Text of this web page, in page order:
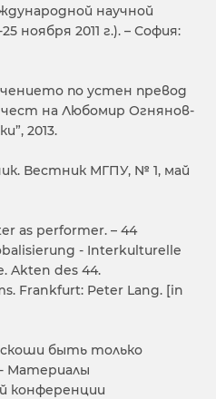
научной
ноября 2011 г.). – София:
по устен превод
чест на Любомир Огнянов-
2013.
Вестник МГПУ, № 1, май
as performer. – 44
- Interkulturelle
Akten des 44.
Frankfurt: Peter Lang. [in
быть только
Материалы
конференции